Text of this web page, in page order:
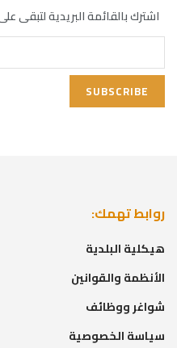
اشترك بالقائمة البريدية لتبقى
روابط تهمك:
هيكلية البلدية
الأنظمة والقوانين
شواغر ووظائف
سياسة الخصوصية